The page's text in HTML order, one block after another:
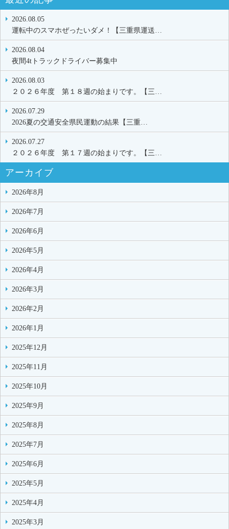
2026.08.05
運転中のスマホぜったいダメ！【三重県運送…
2026.08.04
夜間4tトラックドライバー募集中
2026.08.03
２０２６年度 第１８週の始まりです。【三…
2026.07.29
2026夏の交通安全県民運動の結果【三重…
2026.07.27
２０２６年度 第１７週の始まりです。【三…
アーカイブ
2026年8月
2026年7月
2026年6月
2026年5月
2026年4月
2026年3月
2026年2月
2026年1月
2025年12月
2025年11月
2025年10月
2025年9月
2025年8月
2025年7月
2025年6月
2025年5月
2025年4月
2025年3月